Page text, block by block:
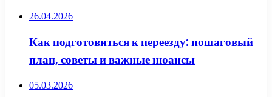
26.04.2026
Как подготовиться к переезду: пошаговый
план, советы и важные нюансы
05.03.2026